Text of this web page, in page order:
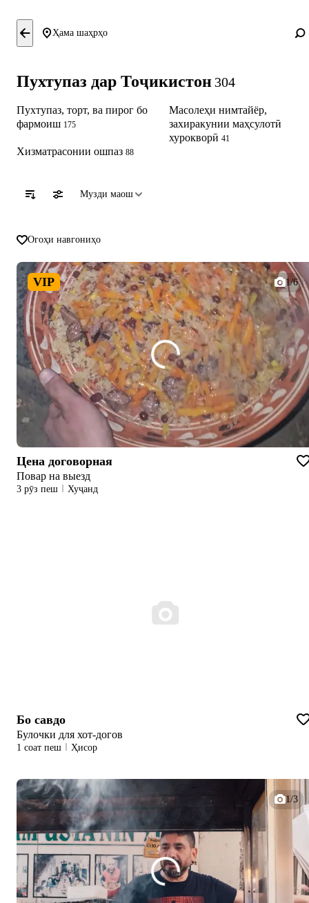
Ҳама шаҳрҳо
Пухтупаз дар Тоҷикистон 304
Пухтупаз, торт, ва пирог бо
фармоиш 175
Хизматрасонии ошпаз 88
Масолеҳи нимтайёр,
захиракунии маҳсулотӣ
хурокворӣ 41
Музди маош
Огоҳи навгониҳо
VIP 1/6
Цена договорная
Повар на выезд
3 рӯз пеш Хуҷанд
Бо савдо
Булочки для хот-догов
1 соат пеш Ҳисор
1/3